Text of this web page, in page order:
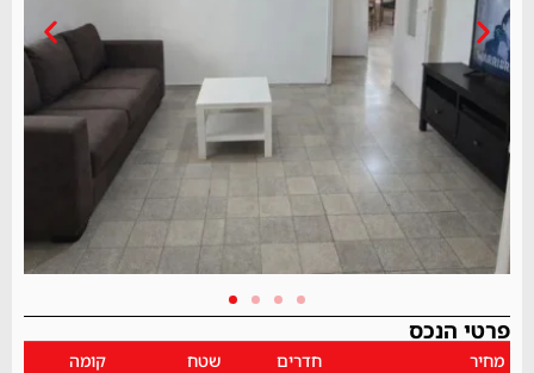
פרטי הנכס
מחיר חדרים שטח
קומה